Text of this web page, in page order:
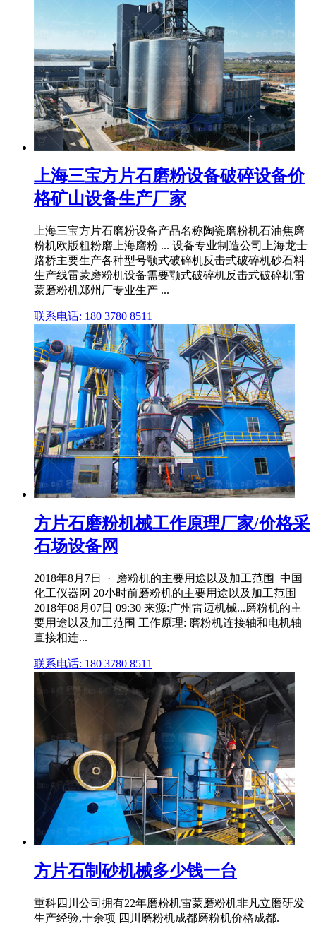
上海三宝方片石磨粉设备破碎设备价
格矿山设备生产厂家
上海三宝方片石磨粉设备产品名称陶瓷磨粉机石油焦磨
粉机欧版粗粉磨上海磨粉 ... 设备专业制造公司上海龙士
路桥主要生产各种型号颚式破碎机反击式破碎机砂石料
生产线雷蒙磨粉机设备需要颚式破碎机反击式破碎机雷
蒙磨粉机郑州厂专业生产 ...
联系电话: 180 3780 8511
方片石磨粉机械工作原理厂家/价格采
石场设备网
2018年8月7日 · 磨粉机的主要用途以及加工范围_中国
化工仪器网 20小时前磨粉机的主要用途以及加工范围
2018年08月07日 09:30 来源:广州雷迈机械...磨粉机的主
要用途以及加工范围 工作原理: 磨粉机连接轴和电机轴
直接相连...
联系电话: 180 3780 8511
方片石制砂机械多少钱一台
重科四川公司拥有22年磨粉机雷蒙磨粉机非凡立磨研发
生产经验,十余项 四川磨粉机成都磨粉机价格成都.